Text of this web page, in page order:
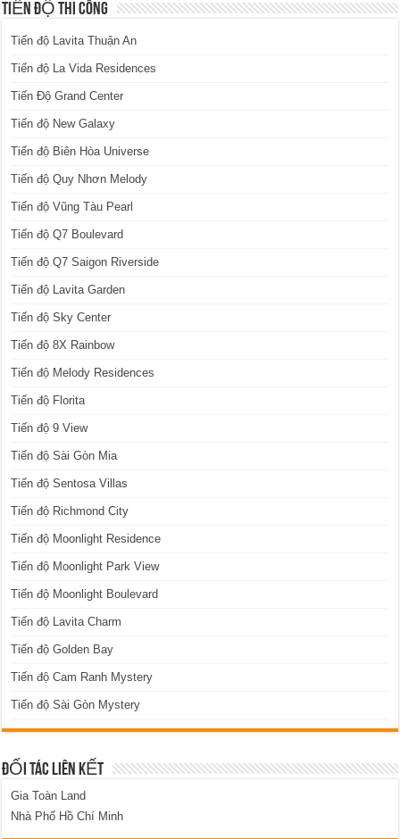
TIẾN ĐỘ THI CÔNG
Tiến độ Lavita Thuận An
Tiến độ La Vida Residences
Tiến Độ Grand Center
Tiến độ New Galaxy
Tiến độ Biên Hòa Universe
Tiến độ Quy Nhơn Melody
Tiến độ Vũng Tàu Pearl
Tiến độ Q7 Boulevard
Tiến độ Q7 Saigon Riverside
Tiến độ Lavita Garden
Tiến độ Sky Center
Tiến độ 8X Rainbow
Tiến độ Melody Residences
Tiến độ Florita
Tiến độ 9 View
Tiến độ Sài Gòn Mia
Tiến độ Sentosa Villas
Tiến độ Richmond City
Tiến độ Moonlight Residence
Tiến độ Moonlight Park View
Tiến độ Moonlight Boulevard
Tiến độ Lavita Charm
Tiến độ Golden Bay
Tiến độ Cam Ranh Mystery
Tiến độ Sài Gòn Mystery
ĐỐI TÁC LIÊN KẾT
Gia Toàn Land
Nhà Phố Hồ Chí Minh